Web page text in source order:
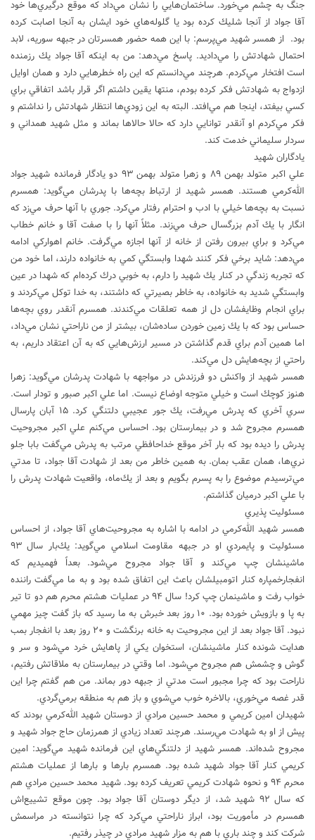
جنگ به چشم مي‌خورد. ساختمان‌هايي را نشان مي‌داد كه موقع درگيري‌ها خود
آقا جواد از آنجا شليك كرده بود يا گلوله‌هاي خود ايشان به آنجا اصابت كرده
بود. از همسر شهيد مي‌پرسم: با اين همه حضور همسرتان در جبهه سوريه، لابد
احتمال شهادتش را مي‌داديد. پاسخ مي‌دهد: من به اينكه آقا جواد يك رزمنده
است افتخار مي‌كردم. هرچند مي‌دانستم كه اين راه خطرهايي دارد و همان اوايل
ازدواج به شهادتش فكر كرده بودم، منتها يقين داشتم اگر قرار باشد اتفاقي براي
كسي بيفتد، اينجا هم مي‌افتد. البته به اين زودي‌ها انتظار شهادتش را نداشتم و
فكر مي‌كردم او آنقدر توانايي دارد كه حالا حالاها بماند و مثل شهيد همداني و
سردار سليماني خدمت كند.
يادگاران شهيد
علي اكبر متولد بهمن ۸۹ و زهرا متولد بهمن ۹۳ دو يادگار فرمانده شهيد جواد
الله‌كرمي هستند. همسر شهيد از ارتباط بچه‌ها با پدرشان مي‌گويد: همسرم
نسبت به بچه‌ها خيلي با ادب و احترام رفتار مي‌كرد. جوري با آنها حرف مي‌زد كه
انگار با يك آدم بزرگسال حرف مي‌زند. مثلاً آنها را با صفت آقا و خانم خطاب
مي‌كرد و براي بيرون رفتن از خانه از آنها اجازه مي‌گرفت. خانم اهواركي ادامه
مي‌دهد: شايد برخي فكر كنند شهدا وابستگي كمي به خانواده دارند، اما خود من
كه تجربه زندگي در كنار يك شهيد را دارم، به خوبي درك كرده‌ام كه شهدا در عين
وابستگي شديد به خانواده، به خاطر بصيرتي كه داشتند، به خدا توكل مي‌كردند و
براي انجام وظايفشان دل از همه تعلقات مي‌كندند. همسرم آنقدر روي بچه‌ها
حساس بود كه با يك زمين خوردن ساده‌شان، بيشتر از من ناراحتي نشان مي‌داد،
اما همين آدم براي قدم گذاشتن در مسير ارزش‌هايي كه به آن اعتقاد داريم، به
راحتي از بچه‌هايش دل مي‌كند.
همسر شهيد از واكنش دو فرزندش در مواجهه با شهادت پدرشان مي‌گويد: زهرا
هنوز كوچك است و خيلي متوجه اوضاع نيست. اما علي اكبر صبور و تودار است.
سري آخري كه پدرش مي‌رفت، يك جور عجيبي دلتنگي كرد. ۱۵ آبان پارسال
همسرم مجروح شد و در بيمارستان بود. احساس مي‌كنم علي اكبر مجروحيت
پدرش را ديده بود كه بار آخر موقع خداحافظي مرتب به پدرش مي‌گفت بابا جلو
نري‌ها، همان عقب بمان. به همين خاطر من بعد از شهادت آقا جواد، تا مدتي
مي‌ترسيدم موضوع را به پسرم بگويم و بعد از يك‌ماه، واقعيت شهادت پدرش را
با علي اكبر درميان گذاشتم.
مسئوليت پذيري
همسر شهيد الله‌كرمي در ادامه با اشاره به مجروحيت‌هاي آقا جواد، از احساس
مسئوليت و پايمردي او در جبهه مقاومت اسلامي مي‌گويد: يك‌بار سال ۹۳
ماشينشان چپ مي‌كند و آقا جواد مجروح مي‌شود. بعداً فهميديم كه
انفجارخمپاره كنار اتومبيلشان باعث اين اتفاق شده بود و به ما مي‌گفت راننده
خواب رفت و ماشينمان چپ كرد! سال ۹۴ در عمليات هشتم محرم هم دو تا تير
به پا و بازويش خورده بود. ۱۰ روز بعد خبرش به ما رسيد كه باز گفت چيز مهمي
نبود. آقا جواد بعد از اين مجروحيت به خانه برنگشت و ۲۰ روز بعد با انفجار بمب
هدايت شونده كنار ماشينشان، استخوان يكي از پاهايش خرد مي‌شود و سر و
گوش و چشمش هم مجروح مي‌شود. اما وقتي در بيمارستان به ملاقاتش رفتيم،
ناراحت بود كه چرا مجبور است مدتي از جبهه دور بماند. من هم گفتم چرا اين
قدر غصه مي‌خوري، بالاخره خوب مي‌شوي و باز هم به منطقه برمي‌گردي.
شهيدان امين كريمي و محمد حسين مرادي از دوستان شهيد الله‌كرمي بودند كه
پيش از او به شهادت مي‌رسند. هرچند تعداد زيادي از همرزمان حاج جواد شهيد و
مجروح شده‌اند. همسر شهيد از دلتنگي‌هاي اين فرمانده شهيد مي‌گويد: امين
كريمي كنار آقا جواد شهيد شده بود. همسرم بارها و بارها از عمليات هشتم
محرم ۹۴ و نحوه شهادت كريمي تعريف كرده بود. شهيد محمد حسين مرادي هم
كه سال ۹۲ شهيد شد، از ديگر دوستان آقا جواد بود. چون موقع تشييع‌اش
همسرم در مأموريت بود، ابراز ناراحتي مي‌كرد كه چرا نتوانسته در مراسمش
شركت كند و چند باري با هم به مزار شهيد مرادي در چيذر رفتيم.